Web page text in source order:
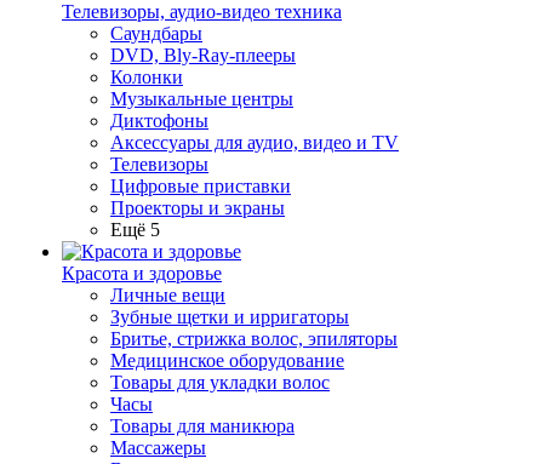
Телевизоры, аудио-видео техника
Саундбары
DVD, Bly-Ray-плееры
Колонки
Музыкальные центры
Диктофоны
Аксессуары для аудио, видео и TV
Телевизоры
Цифровые приставки
Проекторы и экраны
Ещё 5
Красота и здоровье
Личные вещи
Зубные щетки и ирригаторы
Бритье, стрижка волос, эпиляторы
Медицинское оборудование
Товары для укладки волос
Часы
Товары для маникюра
Массажеры